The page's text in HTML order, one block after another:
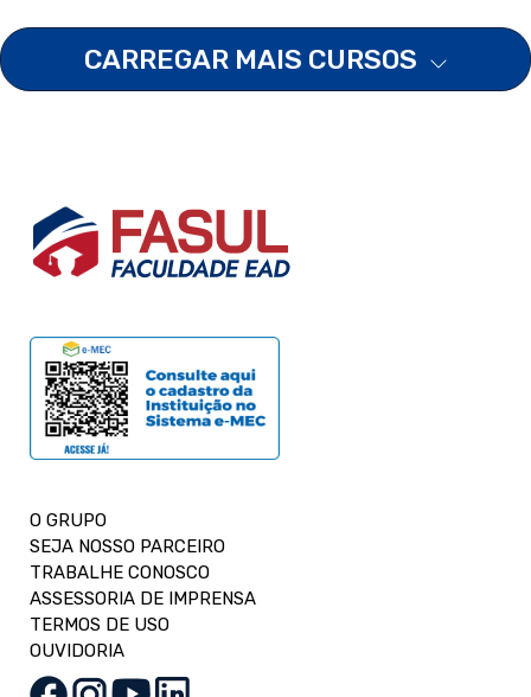
CARREGAR MAIS CURSOS
O GRUPO
SEJA NOSSO PARCEIRO
TRABALHE CONOSCO
ASSESSORIA DE IMPRENSA
TERMOS DE USO
OUVIDORIA